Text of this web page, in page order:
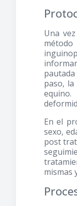
Una
paso,
En el
sexo,
post
mismas